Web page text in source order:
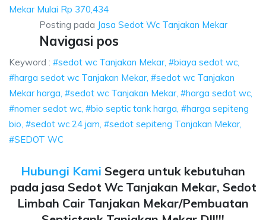
Mekar Mulai Rp 370,434
Posting pada Jasa Sedot Wc Tanjakan Mekar
Navigasi pos
Keyword : #sedot wc Tanjakan Mekar, #biaya sedot wc,
#harga sedot wc Tanjakan Mekar, #sedot wc Tanjakan
Mekar harga, #sedot wc Tanjakan Mekar, #harga sedot wc,
#nomer sedot wc, #bio septic tank harga, #harga sepiteng
bio, #sedot wc 24 jam, #sedot sepiteng Tanjakan Mekar,
#SEDOT WC
Hubungi Kami Segera untuk kebutuhan
pada jasa Sedot Wc Tanjakan Mekar, Sedot
Limbah Cair Tanjakan Mekar/Pembuatan